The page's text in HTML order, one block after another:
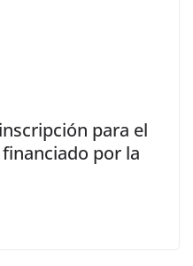
para el
por la